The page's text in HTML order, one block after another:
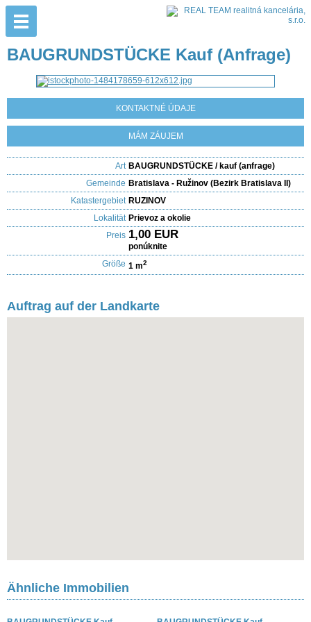
BAUGRUNDSTÜCKE Kauf (Anfrage)
KONTAKTNÉ ÚDAJE
MÁM ZÁUJEM
Art BAUGRUNDSTÜCKE / kauf (anfrage)
Gemeinde Bratislava - Ružinov (Bezirk Bratislava II)
Katastergebiet RUZINOV
Lokalität Prievoz a okolie
Preis 1,00 EUR
ponúknite
Größe 1 m2
Auftrag auf der Landkarte
Ähnliche Immobilien